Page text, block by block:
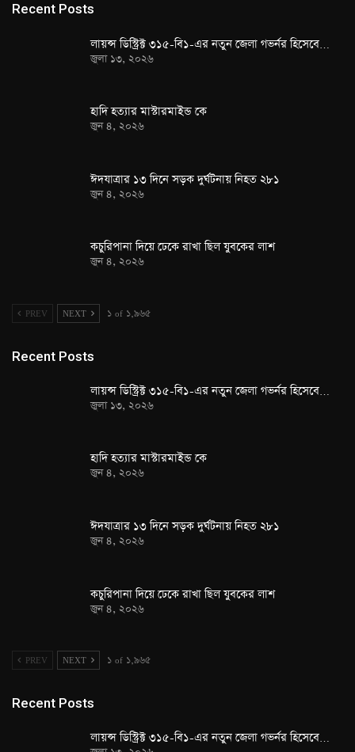
Recent Posts
লায়ন্স ডিস্ট্রিক্ট ৩১৫-বি১-এর নতুন জেলা গভর্নর হিসেবে…
জুলা ১৩, ২০২৬
হাদি হত্যার মাস্টারমাইন্ড কে
জুন ৪, ২০২৬
ঈদযাত্রার ১৩ দিনে সড়ক দুর্ঘটনায় নিহত ২৮১
জুন ৪, ২০২৬
কচুরিপানা দিয়ে ঢেকে রাখা ছিল যুবকের লাশ
জুন ৪, ২০২৬
PREV NEXT ১ of ১,৯৬৫
Recent Posts
লায়ন্স ডিস্ট্রিক্ট ৩১৫-বি১-এর নতুন জেলা গভর্নর হিসেবে…
জুলা ১৩, ২০২৬
হাদি হত্যার মাস্টারমাইন্ড কে
জুন ৪, ২০২৬
ঈদযাত্রার ১৩ দিনে সড়ক দুর্ঘটনায় নিহত ২৮১
জুন ৪, ২০২৬
কচুরিপানা দিয়ে ঢেকে রাখা ছিল যুবকের লাশ
জুন ৪, ২০২৬
PREV NEXT ১ of ১,৯৬৫
Recent Posts
লায়ন্স ডিস্ট্রিক্ট ৩১৫-বি১-এর নতুন জেলা গভর্নর হিসেবে…